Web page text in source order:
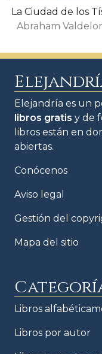
La Ciudad de los
Abraham
Elejandría es un
libros gratis y de
libros están en
abiertas.
Conócenos
Aviso legal
Gestión del
Mapa del sitio
Libros
Libros por autor